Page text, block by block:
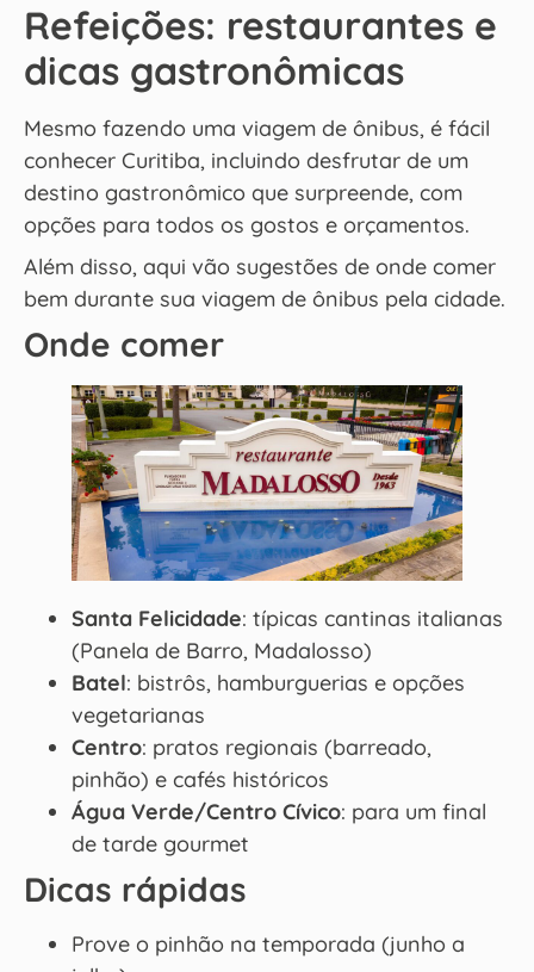
Refeições: restaurantes e
dicas gastronômicas
Mesmo fazendo uma viagem de ônibus, é fácil
conhecer Curitiba, incluindo desfrutar de um
destino gastronômico que surpreende, com
opções para todos os gostos e orçamentos.
Além disso, aqui vão sugestões de onde comer
bem durante sua viagem de ônibus pela cidade.
Onde comer
Santa Felicidade: típicas cantinas italianas
(Panela de Barro, Madalosso)
Batel: bistrôs, hamburguerias e opções
vegetarianas
Centro: pratos regionais (barreado,
pinhão) e cafés históricos
Água Verde/Centro Cívico: para um final
de tarde gourmet
Dicas rápidas
Prove o pinhão na temporada (junho a